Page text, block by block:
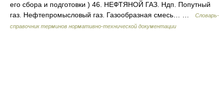
его сбора и подготовки ) 46. НЕФТЯНОЙ ГАЗ. Ндп. Попутный
газ. Нефтепромысловый газ. Газообразная смесь… …
Словарь-
справочник терминов нормативно-технической документации